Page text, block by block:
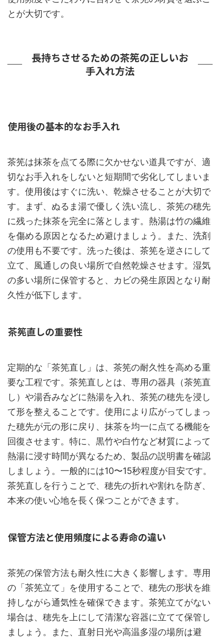
とが大切です。
長持ちさせるための茶筅の正しいお
手入れ方法
使用後の基本的なお手入れ
茶筅は抹茶を点てる際に欠かせない道具ですが、適
切なお手入れをしないと短期間で劣化してしまいま
す。使用後はすぐに洗い、乾燥させることが大切で
す。まず、ぬるま湯で優しく洗い流し、茶筅の穂先
に残った抹茶を完全に落とします。熱湯は竹の繊維
を傷める原因となるため避けましょう。また、洗剤
の使用も不要です。洗った後は、茶筅を逆さにして
立て、風通しの良い場所で自然乾燥させます。湿気
の多い場所に保管すると、カビの発生原因となり耐
久性が低下します。
茶筅直しの重要性
定期的な「茶筅直し」は、茶筅の耐久性を高める重
要な工程です。茶筅直しとは、専用の器具（茶筅直
し）や湯呑みなどに熱湯を入れ、茶筅の穂先を浸し
て形を整えることです。使用により広がってしまっ
た穂先が元の形に戻り、抹茶を均一に点てる機能を
回復させます。特に、黒竹や白竹など材質によって
熱湯に浸す時間が異なるため、製品の説明書を確認
しましょう。一般的には10〜15秒程度が目安です。
茶筅直しを行うことで、穂先の折れや割れを防ぎ、
本来の使い心地を長く保つことができます。
保管方法と使用頻度による寿命の違い
茶筅の保管方法も耐久性に大きく影響します。専用
の「茶筅立て」を使用することで、穂先の形状を維
持しながら通気性を確保できます。茶筅立てがない
場合は、穂先を上にして清潔な容器に立てて保管し
ましょう。また、直射日光や高温多湿の場所は避